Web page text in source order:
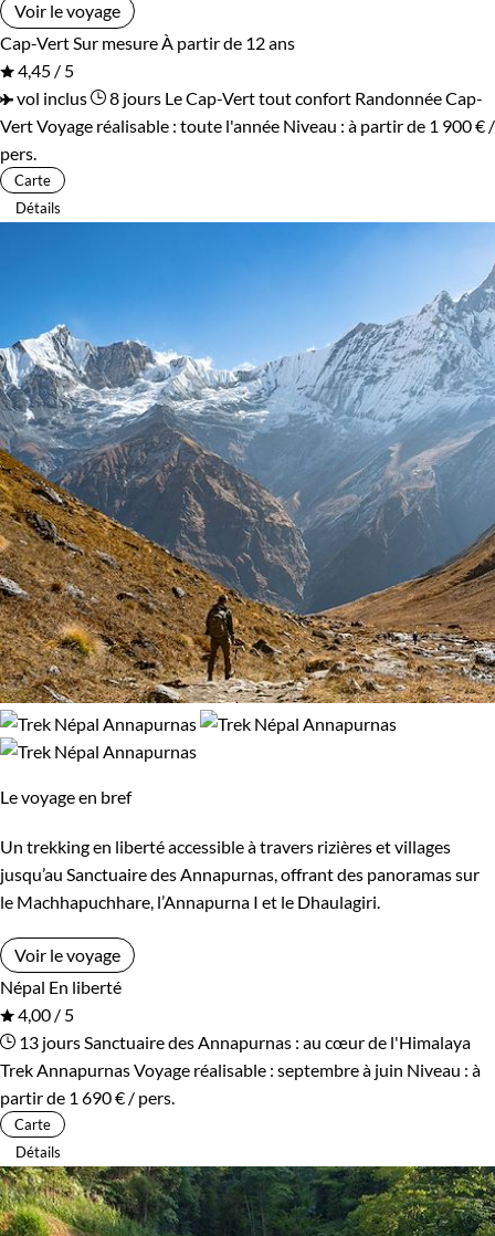
Voir le voyage
Cap-Vert Sur mesure À partir de 12 ans
4,45 / 5
vol inclus
8 jours Le Cap-Vert tout confort Randonnée Cap-
VertVoyage réalisable : toute l'année Niveau : à partir de 1 900 € /
pers.
Carte
Détails
Le voyage en bref
Un trekking en liberté accessible à travers rizières et villages
jusqu’au Sanctuaire des Annapurnas, offrant des panoramas sur
le Machhapuchhare, l’Annapurna I et le Dhaulagiri.
Voir le voyage
Népal En liberté
4,00 / 5
13 jours Sanctuaire des Annapurnas : au cœur de l'Himalaya
Trek AnnapurnasVoyage réalisable : septembre à juin Niveau : à
partir de 1 690 € / pers.
Carte
Détails